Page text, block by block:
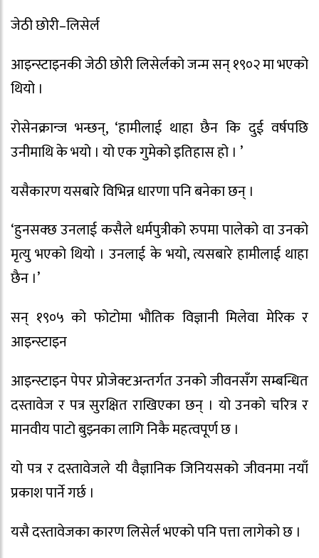
जेठी छोरी–लिसेर्ल
आइन्स्टाइनकी जेठी छोरी लिसेर्लको जन्म सन् १९०२ मा भएको
थियो ।
रोसेनक्रान्ज भन्छन्, ‘हामीलाई थाहा छैन कि दुई वर्षपछि
उनीमाथि के भयो । यो एक गुमेको इतिहास हो । ’
यसैकारण यसबारे विभिन्न धारणा पनि बनेका छन् ।
‘हुनसक्छ उनलाई कसैले धर्मपुत्रीको रुपमा पालेको वा उनको
मृत्यु भएको थियो । उनलाई के भयो, त्यसबारे हामीलाई थाहा
छैन ।’
सन् १९०५ को फोटोमा भौतिक विज्ञानी मिलेवा मेरिक र
आइन्स्टाइन
आइन्स्टाइन पेपर प्रोजेक्टअन्तर्गत उनको जीवनसँग सम्बन्धित
दस्तावेज र पत्र सुरक्षित राखिएका छन् । यो उनको चरित्र र
मानवीय पाटो बुझ्नका लागि निकै महत्वपूर्ण छ ।
यो पत्र र दस्तावेजले यी वैज्ञानिक जिनियसको जीवनमा नयाँ
प्रकाश पार्ने गर्छ ।
यसै दस्तावेजका कारण लिसेर्ल भएको पनि पत्ता लागेको छ ।